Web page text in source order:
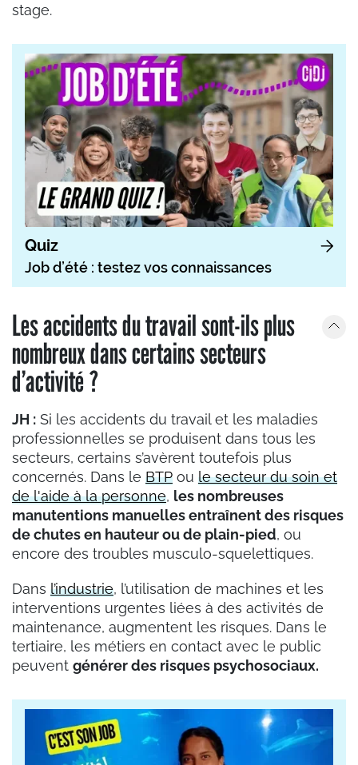
stage.
Quiz
Job d’été : testez vos connaissances
Les accidents du travail sont-ils plus
nombreux dans certains secteurs
d’activité ?
JH : Si les accidents du travail et les maladies
professionnelles se produisent dans tous les
secteurs, certains s’avèrent toutefois plus
concernés. Dans le BTP ou le secteur du soin et
de l'aide à la personne, les nombreuses
manutentions manuelles entraînent des risques
de chutes en hauteur ou de plain-pied, ou
encore des troubles musculo-squelettiques.
Dans l’industrie, l’utilisation de machines et les
interventions urgentes liées à des activités de
maintenance, augmentent les risques. Dans le
tertiaire, les métiers en contact avec le public
peuvent générer des risques psychosociaux.